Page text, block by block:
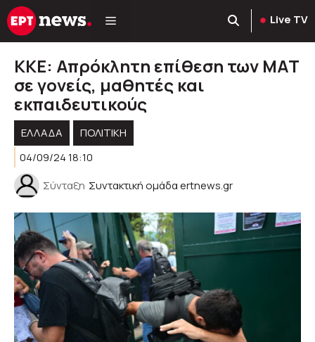
Μετάβαση
σε
Live TV
ΚΚΕ: Απρόκλητη επίθεση των ΜΑΤ
σε γονείς, μαθητές και
εκπαιδευτικούς
ΕΛΛΑΔΑ
ΠΟΛΙΤΙΚΉ
04/09/24 18:10
Σύνταξη Συντακτική ομάδα ertnews.gr